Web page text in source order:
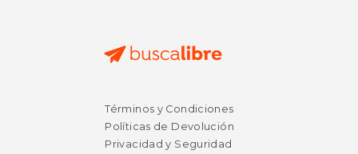
$ 21.71
Términos y Condiciones
Políticas de Devolución
Privacidad y Seguridad